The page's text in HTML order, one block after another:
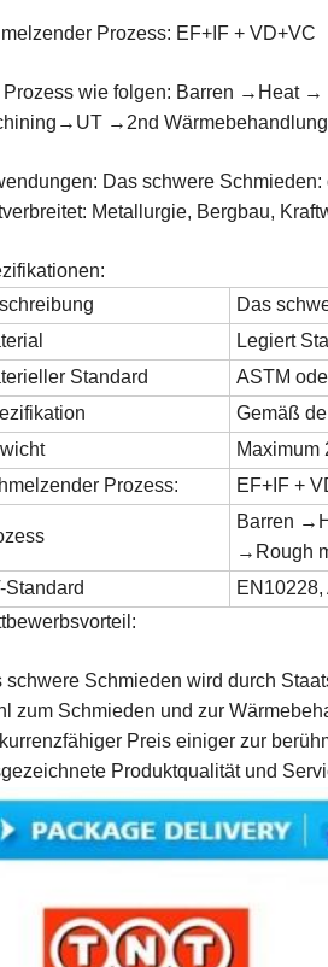
Prozess: EF+IF + VD+VC
Prozess wie folgen: Barren →Heat
→2nd
Das schwere
Metallurgie, Bergbau,
Das
Legiert
Standard
ASTM
Gemäß
Maximum
Prozess:
EF+IF +
Barren
→Rough
Standard
schwere Schmieden wird durch
zum Schmieden und zur
Preis einiger zur
Produktqualität und